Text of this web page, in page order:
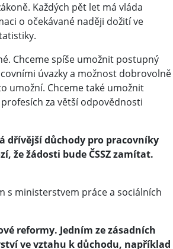
Každých pět let má vláda
o očekávané naději dožití ve
Chceme spíše umožnit postupný
úvazky a možnost dobrovolně
umožní. Chceme také umožnit
za větší odpovědnosti
dřívější důchody pro pracovníky
že žádosti bude ČSSZ zamítat.
s ministerstvem práce a sociálních
reformy. Jedním ze zásadních
ve vztahu k důchodu, například